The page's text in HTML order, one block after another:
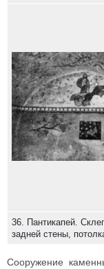
36. Пантикапей.
задней стены,
Сооружение